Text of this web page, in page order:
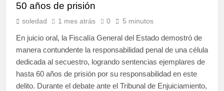
50 años de prisión
soledad 1 mes atrás 0 5 minutos
En juicio oral, la Fiscalía General del Estado demostró de
manera contundente la responsabilidad penal de una célula
dedicada al secuestro, logrando sentencias ejemplares de
hasta 60 años de prisión por su responsabilidad en este
delito. Durante el debate ante el Tribunal de Enjuiciamiento,